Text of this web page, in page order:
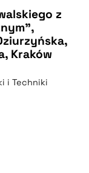
z
Kraków
i Techniki